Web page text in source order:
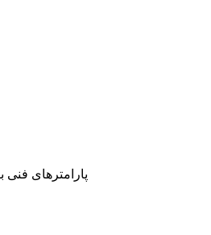
پارامترهای فنی باتری پلیمری 3.7 ولت (به طور خاص می تواند با توجه